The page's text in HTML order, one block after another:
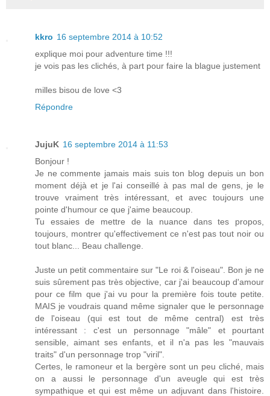
kkro 16 septembre 2014 à 10:52
explique moi pour adventure time !!!
je vois pas les clichés, à part pour faire la blague justement
milles bisou de love <3
Répondre
JujuK 16 septembre 2014 à 11:53
Bonjour !
Je ne commente jamais mais suis ton blog depuis un bon
moment déjà et je l'ai conseillé à pas mal de gens, je le
trouve vraiment très intéressant, et avec toujours une
pointe d'humour ce que j'aime beaucoup.
Tu essaies de mettre de la nuance dans tes propos,
toujours, montrer qu'effectivement ce n'est pas tout noir ou
tout blanc... Beau challenge.
Juste un petit commentaire sur "Le roi & l'oiseau". Bon je ne
suis sûrement pas très objective, car j'ai beaucoup d'amour
pour ce film que j'ai vu pour la première fois toute petite.
MAIS je voudrais quand même signaler que le personnage
de l'oiseau (qui est tout de même central) est très
intéressant : c'est un personnage "mâle" et pourtant
sensible, aimant ses enfants, et il n'a pas les "mauvais
traits" d'un personnage trop "viril".
Certes, le ramoneur et la bergère sont un peu cliché, mais
on a aussi le personnage d'un aveugle qui est très
sympathique et qui est même un adjuvant dans l'histoire.